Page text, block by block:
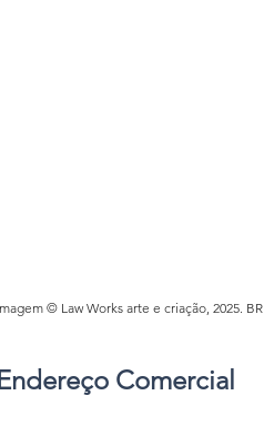
© Law Works arte e criação, 2025. BR
Comercial